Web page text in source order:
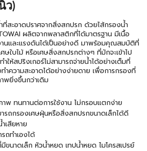
ว)
สะอาดปราศจากสิ่งสกปรก ด้วยไส้กรองน้ำ
ผลิตจากพลาสติกที่ได้มาตรฐาน มีเนื้อ
านและแรงดันได้เป็นอย่างดี มาพร้อมคุณสมบัติที่
ษใบไม้ หรือเศษสิ่งสกปรกต่างๆ ที่มักจะเข้าไป
ให้สปริงเกอร์ไม่สามารถจ่ายน้ำได้อย่างเต็มที่
ำความสะอาดได้อย่างง่ายดาย เพื่อการกรองที่
พยิ่งขึ้นกว่าเดิม
ทนทานต่อการใช้งาน ไม่กรอบแตกง่าย
รถกรองเศษฝุ่นหรือสิ่งสกปรกขนาดเล็กได้ดี
เสียหาย
ถทำเองได้
มีขนาดเล็ก หัวน้ำหยด เทปน้ำหยด ไมโครสเปรย์